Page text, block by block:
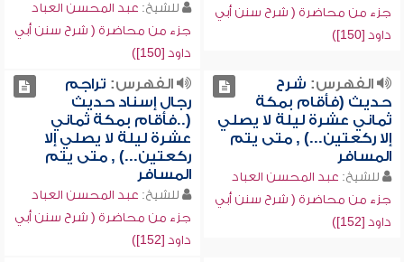
جزء من محاضرة ( شرح سنن أبي
داود [150])
للشيخ: عبد المحسن العباد
جزء من محاضرة ( شرح سنن أبي
داود [150])
الفهرس: شرح
حديث (فأقام بمكة
ثماني عشرة ليلة لا يصلي
إلا ركعتين...) , متى يتم
المسافر
للشيخ: عبد المحسن العباد
جزء من محاضرة ( شرح سنن أبي
داود [152])
الفهرس: تراجم
رجال إسناد حديث
(..فأقام بمكة ثماني
عشرة ليلة لا يصلي إلا
ركعتين...) , متى يتم
المسافر
للشيخ: عبد المحسن العباد
جزء من محاضرة ( شرح سنن أبي
داود [152])